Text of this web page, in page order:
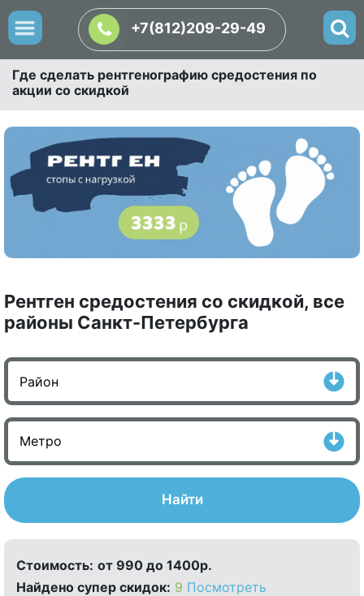
+7(812)209-29-49
Где сделать рентгенографию средостения по
акции со скидкой
Рентген средостения со скидкой, все
районы Санкт-Петербурга
Найти
Стоимость: от 990 до 1400р.
Найдено cупер скидок: 9 Посмотреть